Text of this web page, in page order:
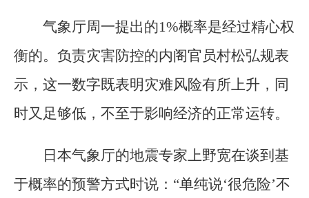
气象厅周一提出的1%概率是经过精心权
衡的。负责灾害防控的内阁官员村松弘规表
示，这一数字既表明灾难风险有所上升，同
时又足够低，不至于影响经济的正常运转。
日本气象厅的地震专家上野宽在谈到基
于概率的预警方式时说：“单纯说‘很危险’不